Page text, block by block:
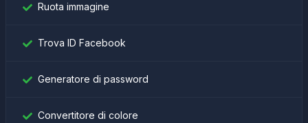
Ruota immagine
Trova ID Facebook
Generatore di password
Convertitore di colore